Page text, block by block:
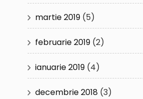
martie 2019(5)
februarie 2019(2)
ianuarie 2019(4)
decembrie 2018(3)